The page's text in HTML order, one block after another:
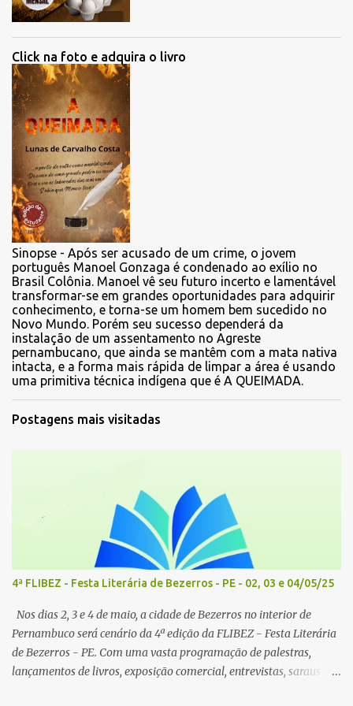
Click na foto e adquira o livro
Sinopse - Após ser acusado de um crime, o jovem
português Manoel Gonzaga é condenado ao exílio no
Brasil Colônia. Manoel vê seu futuro incerto e lamentável
transformar-se em grandes oportunidades para adquirir
conhecimento, e torna-se um homem bem sucedido no
Novo Mundo. Porém seu sucesso dependerá da
instalação de um assentamento no Agreste
pernambucano, que ainda se mantêm com a mata nativa
intacta, e a forma mais rápida de limpar a área é usando
uma primitiva técnica indígena que é A QUEIMADA.
Postagens mais visitadas
4ª FLIBEZ - Festa Literária de Bezerros - PE - 02, 03 e 04/05/25
Nos dias 2, 3 e 4 de maio, a cidade de Bezerros no interior de
Pernambuco será cenário da 4ª edição da FLIBEZ - Festa Literária
de Bezerros - PE. Com uma vasta programação de palestras,
lançamentos de livros, exposição comercial, entrevistas, saraus